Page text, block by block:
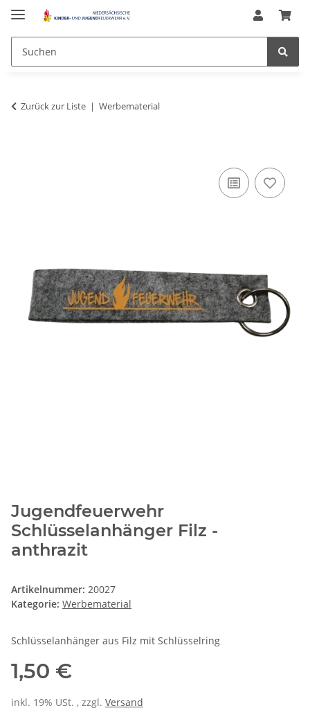
Zurück zur Liste Werbematerial
Jugendfeuerwehr
Schlüsselanhänger Filz -
anthrazit
Artikelnummer: 20027
Kategorie: Werbematerial
Schlüsselanhänger aus Filz mit Schlüsselring
1,50 €
inkl. 19% USt. , zzgl. Versand